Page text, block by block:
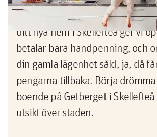
Nu vågar du köpa innan du sålt!
ditt nya hem i Skellefteå ger vi
betalar bara handpenning, och
din gamla lägenhet såld, ja, då
pengarna tillbaka. Börja
boende på Getberget i
utsikt över staden.